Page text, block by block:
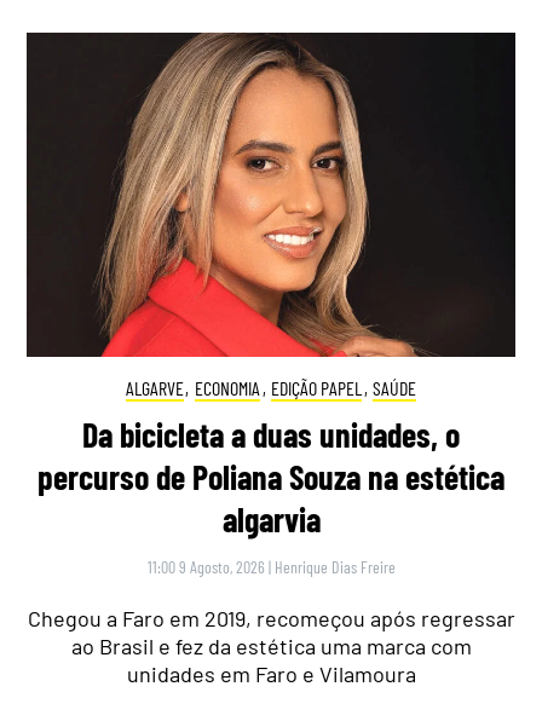
ALGARVE, ECONOMIA , EDIÇÃO PAPEL , SAÚDE
Da bicicleta a duas unidades, o
percurso de Poliana Souza na estética
algarvia
11:00 9 Agosto, 2026 | Henrique Dias Freire
Chegou a Faro em 2019, recomeçou após regressar
ao Brasil e fez da estética uma marca com
unidades em Faro e Vilamoura